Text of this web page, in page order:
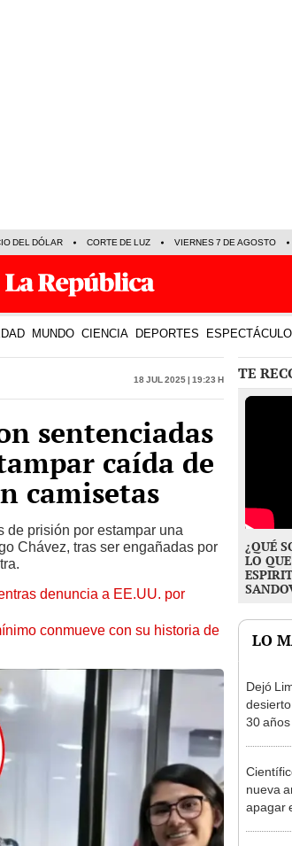
MUNDO CIENCIA DEPORTES
sentenciadas
caída de
camisetas
prisión por estampar una
Chávez, tras ser engañadas por
denuncia a EE.UU. por
conmueve con su historia de
TE
¿QUÉ
LO
LO
desierto
30
de
nueva
apagar
afectar
de Elon